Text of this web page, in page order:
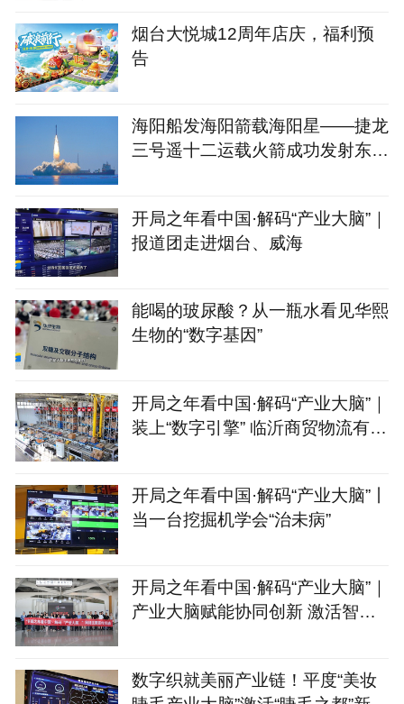
烟台大悦城12周年店庆，福利预
告
海阳船发海阳箭载海阳星——捷龙
三号遥十二运载火箭成功发射东方
开局之年看中国·解码“产业大脑”｜
报道团走进烟台、威海
能喝的玻尿酸？从一瓶水看见华熙
生物的“数字基因”
开局之年看中国·解码“产业大脑”｜
装上“数字引擎” 临沂商贸物流有
开局之年看中国·解码“产业大脑”丨
当一台挖掘机学会“治未病”
开局之年看中国·解码“产业大脑”｜
产业大脑赋能协同创新 激活智能
数字织就美丽产业链！平度“美妆